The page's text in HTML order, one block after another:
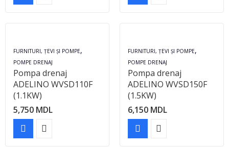
FURNITURI, ȚEVI ȘI POMPE,
POMPE DRENAJ
Pompa drenaj
ADELINO WVSD110F
(1.1KW)
5,750 MDL
FURNITURI, ȚEVI ȘI POMPE,
POMPE DRENAJ
Pompa drenaj
ADELINO WVSD150F
(1.5KW)
6,150 MDL